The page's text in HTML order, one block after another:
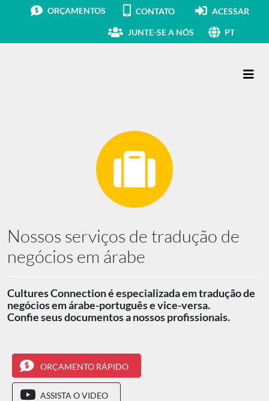
ORÇAMENTOS CONTATO ACESSAR
JUNTE-SE A NÓS PT
Nossos serviços de tradução de
negócios em árabe
Cultures Connection é especializada em tradução de
negócios em árabe-português e vice-versa.
Confie seus documentos a nossos profissionais.
ORÇAMENTO RÁPIDO
ASSISTA O VIDEO